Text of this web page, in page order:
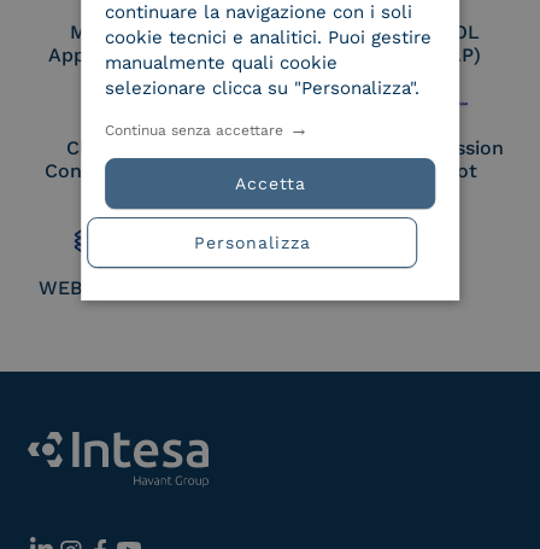
Membro Adobe
Approved Trust List
Certified PEPPOL
Access Point (AP)
Cloud Signature
Consortium Member
European Commission
Large Scale Pilot
WEBUILD Consortium
continuare la navigazione con i soli
cookie tecnici e analitici. Puoi gestire
manualmente quali cookie
selezionare clicca su "Personalizza".
Accetta
Continua senza accettare
Personalizza